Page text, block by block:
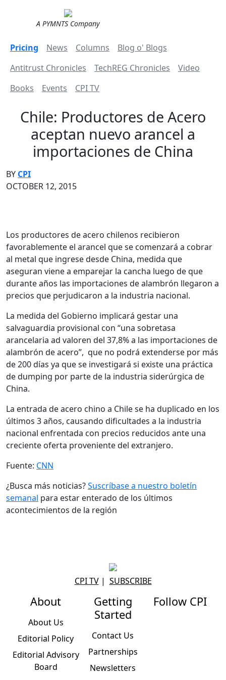
A PYMNTS Company
Pricing News Columns
Blog o' Blogs
Antitrust Chronicles
TechREG Chronicles
Video
Books
Events CPI TV
Chile: Productores de Acero
aceptan nuevo arancel a
importaciones de China
BY CPI
OCTOBER 12, 2015
Los productores de acero chilenos recibieron
favorablemente el arancel que se comenzará a cobrar
al metal que ingrese desde China, medida que
aseguran viene a emparejar la cancha luego de que
durante años las importaciones de alambrón llegaron a
precios que perjudicaron a la industria nacional.
La medida del Gobierno implicará gestar una
salvaguardia provisional con “una sobretasa
arancelaria ad valoren del 37,8% a las importaciones de
alambrón de acero”, que no podrá extenderse por más
de 200 días ya que se investigará si existe una práctica
de dumping por parte de la industria siderúrgica de
China.
La entrada de acero chino a Chile se ha duplicado en los
últimos 3 años, causando dificultades a la industria
nacional enfrentada con precios reducidos ante una
creciente oferta proveniente del extranjero.
Fuente: CNN
¿Busca más noticias?Suscríbase a nuestro boletín
semanal para estar enterado de los últimos
acontecimientos de la región
CPI TV| SUBSCRIBE
About
About Us
Editorial Policy
Editorial Advisory
Board
Getting
Started
Contact Us
Partnerships
Newsletters
Follow CPI